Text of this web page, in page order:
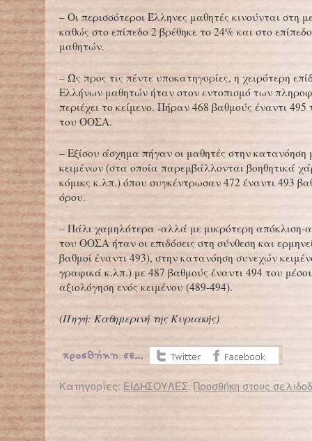
– Οι περισσότεροι Έλληνες μαθητές κινούνται στη
καθώς στο επίπεδο 2 βρέθηκε το 24% και στο
μαθητών.
– Ως προς τις πέντε υποκατηγορίες, η χειρότερη
Ελλήνων μαθητών ήταν στον εντοπισμό των
περιέχει το κείμενο. Πήραν 468 βαθμούς έναντι
του ΟΟΣΑ.
– Εξίσου άσχημα πήγαν οι μαθητές στην κατανόηση
κειμένων (στα οποία παρεμβάλλονται βοηθητικά
κόμικς κ.λπ.) όπου συγκέντρωσαν 472 έναντι 493
όρου.
– Πάλι χαμηλότερα -αλλά με μικρότερη απόκλιση-
του ΟΟΣΑ ήταν οι επιδόσεις στη σύνθεση και
βαθμοί έναντι 493), στην κατανόηση συνεχών
γραφικά κ.λπ.) με 487 βαθμούς έναντι 494 του
αξιολόγηση ενός κειμένου (489-494).
(Πηγή: Καθημερινή της Κυριακής)
Κατηγορίες: ΕΙΔΗΣΟΥΛΕΣ. Προσθήκη στους
← Επιστροφή στο %s
Πληγή οι ασυνόδευτοι ανήλικοι